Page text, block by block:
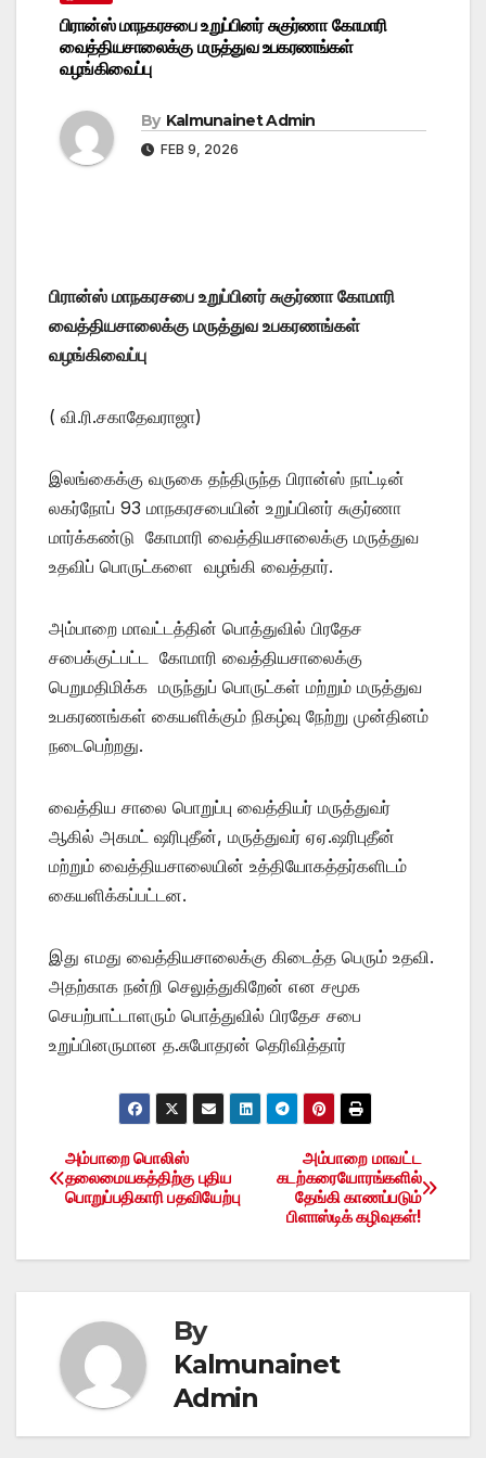
பிரான்ஸ் மாநகரசபை உறுப்பினர் சுகுர்ணா கோமாரி
வைத்தியசாலைக்கு மருத்துவ உபகரணங்கள்
வழங்கிவைப்பு
By Kalmunainet Admin
FEB 9, 2026
பிரான்ஸ் மாநகரசபை உறுப்பினர் சுகுர்ணா கோமாரி
வைத்தியசாலைக்கு மருத்துவ உபகரணங்கள்
வழங்கிவைப்பு
( வி.ரி.சகாதேவராஜா)
இலங்கைக்கு வருகை தந்திருந்த பிரான்ஸ் நாட்டின்
லகர்நோப் 93 மாநகரசபையின் உறுப்பினர் சுகுர்ணா
மார்க்கண்டு கோமாரி வைத்தியசாலைக்கு மருத்துவ
உதவிப் பொருட்களை வழங்கி வைத்தார்.
அம்பாறை மாவட்டத்தின் பொத்துவில் பிரதேச
சபைக்குட்பட்ட கோமாரி வைத்தியசாலைக்கு
பெறுமதிமிக்க மருந்துப் பொருட்கள் மற்றும் மருத்துவ
உபகரணங்கள் கையளிக்கும் நிகழ்வு நேற்று முன்தினம்
நடைபெற்றது.
வைத்திய சாலை பொறுப்பு வைத்தியர் மருத்துவர்
ஆகில் அகமட் ஷரிபுதீன், மருத்துவர் ஏஏ.ஷரிபுதீன்
மற்றும் வைத்தியசாலையின் உத்தியோகத்தர்களிடம்
கையளிக்கப்பட்டன.
இது எமது வைத்தியசாலைக்கு கிடைத்த பெரும் உதவி.
அதற்காக நன்றி செலுத்துகிறேன் என சமூக
செயற்பாட்டாளரும் பொத்துவில் பிரதேச சபை
உறுப்பினருமான த.சுபோதரன் தெரிவித்தார்
Post
navigation
அம்பாறை மாவட்ட
கடற்கரையோரங்களில்
தேங்கி காணப்படும்
பிளாஸ்டிக் கழிவுகள்!
அம்பாறை பொலிஸ்
தலைமையகத்திற்கு புதிய
பொறுப்பதிகாரி பதவியேற்பு
By
Kalmunainet
Admin